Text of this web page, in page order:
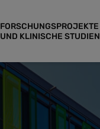
FORSCHUNGSPROJEKTE
UND KLINISCHE STUDIEN